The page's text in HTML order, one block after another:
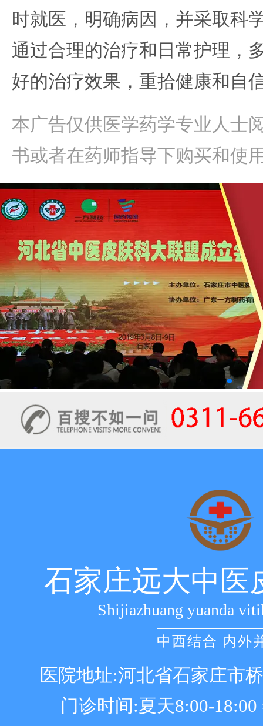
时就医，明确病因，并采取科
通过合理的治疗和日常护理，
好的治疗效果，重拾健康和自
本广告仅供医学药学专业人士
书或者在药师指导下购买和使
石家庄远大中医
Shijiazhuang yuanda
中西结合 内外
医院地址:河北省石家庄市
门诊时间:夏天8:00-18:00